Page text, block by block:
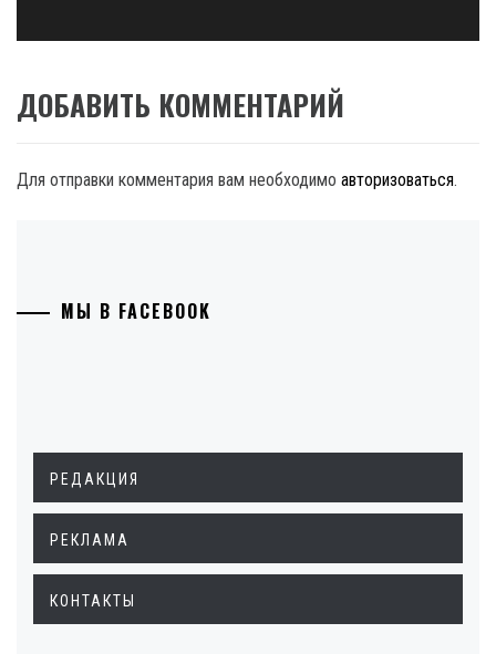
ДОБАВИТЬ КОММЕНТАРИЙ
Для отправки комментария вам необходимо авторизоваться.
МЫ В FACEBOOK
РЕДАКЦИЯ
РЕКЛАМА
КОНТАКТЫ